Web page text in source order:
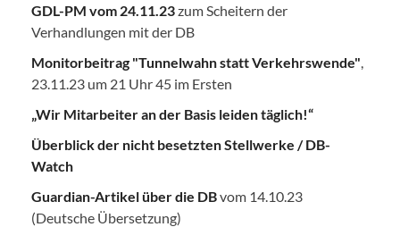
GDL-PM vom 24.11.23zum Scheitern der
Verhandlungen mit der DB
Monitorbeitrag "Tunnelwahn statt Verkehrswende"
23.11.23 um 21 Uhr 45 im Ersten
„Wir Mitarbeiter an der Basis leiden täglich!“
Überblick der nicht besetzten Stellwerke / DB-
Watch
Guardian-Artikel über die DBvom 14.10.23
(Deutsche Übersetzung)